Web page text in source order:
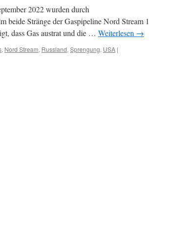
2022 wurden durch
beide Stränge der Gaspipeline Nord Stream 1
dass Gas austrat und die … Weiterlesen →
, Nord Stream, Russland, Sprengung, USA |